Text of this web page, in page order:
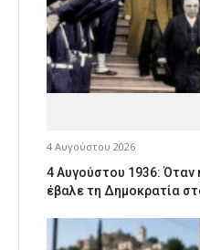
4 Αυγούστου 2026
4 Αυγούστου 1936: Όταν
έβαλε τη Δημοκρατία